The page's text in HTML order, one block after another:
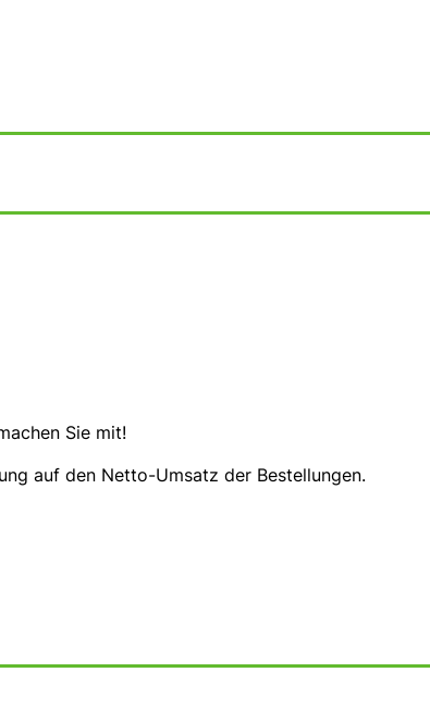
Sie mit!
auf den Netto-Umsatz der Bestellungen.